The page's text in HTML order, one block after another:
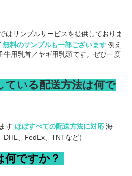
はサンプルサービスを提供しておりま
無料のサンプルも一部ございます 例え
牛用乳首／ヤギ用乳頭です。ぜひ一度
ている配送方法は何で
す ほぼすべての配送方法に対応 海
DHL、FedEx、TNTなど）
何ですか？